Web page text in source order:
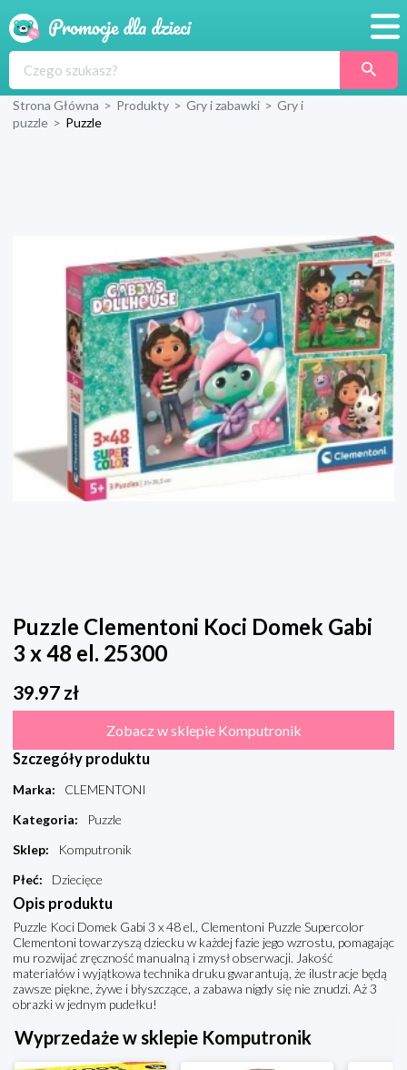
Produkty
Strona Główna > Produkty > Gry i zabawki > Gry i
puzzle > Puzzle
Puzzle Clementoni Koci Domek Gabi
3 x 48 el. 25300
39.97 zł
Zobacz w sklepie Komputronik
Szczegóły produktu
Marka:
CLEMENTONI
Kategoria:
Puzzle
Sklep:
Komputronik
Płeć: Dziecięce
Opis produktu
Puzzle Koci Domek Gabi 3 x 48 el., Clementoni Puzzle Supercolor
Clementoni towarzyszą dziecku w każdej fazie jego wzrostu, pomagając
mu rozwijać zręczność manualną i zmysł obserwacji. Jakość
materiałów i wyjątkowa technika druku gwarantują, że ilustracje będą
zawsze piękne, żywe i błyszczące, a zabawa nigdy się nie znudzi. Aż 3
obrazki w jednym pudełku!
Wyprzedaże w sklepie Komputronik